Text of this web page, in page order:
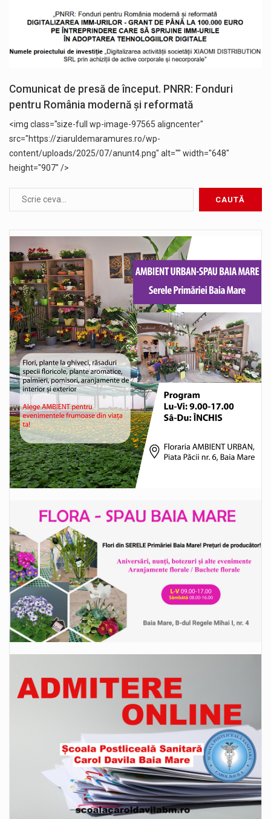
Comunicat de presă de început. PNRR: Fonduri
pentru România modernă și reformată
<img class="size-full wp-image-97565 aligncenter"
src="https://ziaruldemaramures.ro/wp-
content/uploads/2025/07/anunt4.png" alt="" width="648"
height="907" />